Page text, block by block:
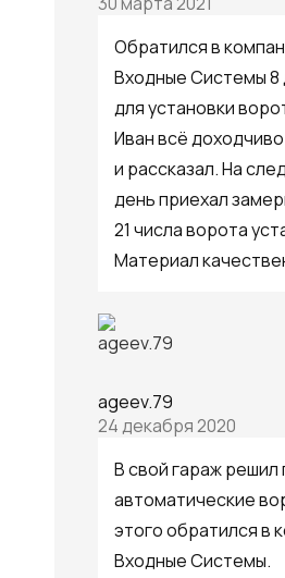
Обратился в
Входные Системы 8
для установки
Иван всё
и рассказал. На
день приехал
21 числа ворота
Материал
ageev.79
24 декабря 2020
В свой гараж решил
автоматические
этого обратился в
Входные Системы.